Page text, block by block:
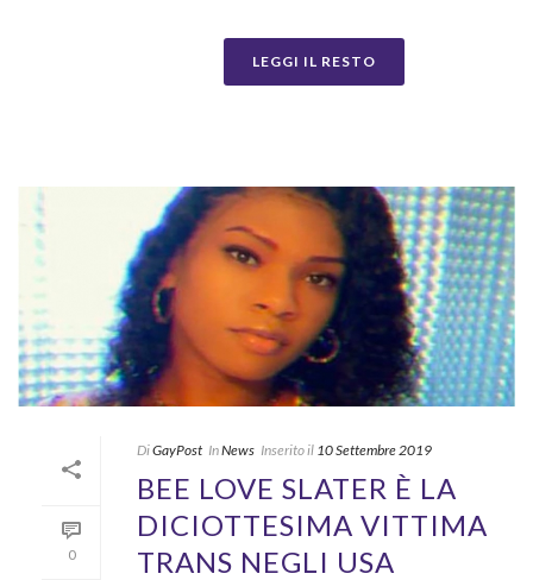
LEGGI IL RESTO
0
DiGayPost InNews Inserito il 10 Settembre 2019
BEE LOVE SLATER È LA
DICIOTTESIMA VITTIMA
TRANS NEGLI USA